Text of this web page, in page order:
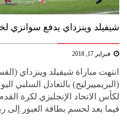
شيفيلد وينزداي يدفع سوانزي
فبراير 17, 2018
انتهت مباراة شيفيلد وينزداي
لكأس الاتحاد الإنجليزي لكرة
فيما بعد لحسم بطاقة العبور إلى